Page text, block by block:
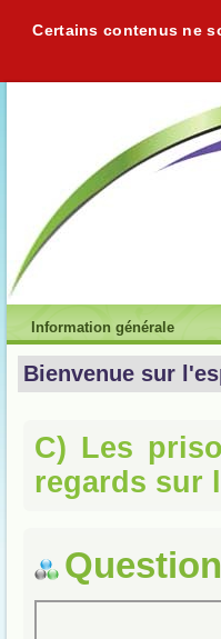
Certains contenus ne
Information générale
Bienvenue sur
C) Les
regards sur